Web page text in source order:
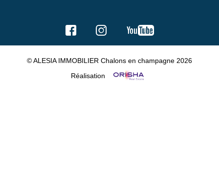
© ALESIA IMMOBILIER Chalons en champagne 2026
Réalisation